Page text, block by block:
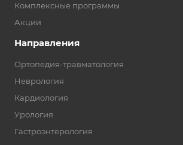
Комплексные программы
Акции
Направления
Ортопедия-травматология
Неврология
Кардиология
Урология
Гастроэнтерология